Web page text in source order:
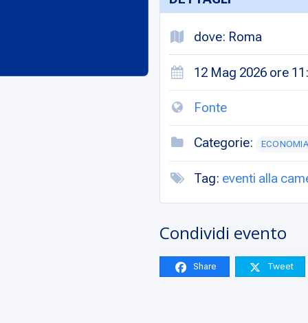
dove: Roma
12 Mag 2026 ore
Fonte
Categorie:
Tag: eventi alla
Condividi evento
Share Tweet